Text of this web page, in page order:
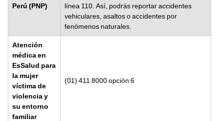
Perú (PNP)
línea 110. Así, podrás reportar accidentes
vehiculares, asaltos o accidentes por
fenómenos naturales.
Atención
médica en
EsSalud para
la mujer
víctima de
violencia y
su entorno
familiar
(01) 411 8000 opción 6